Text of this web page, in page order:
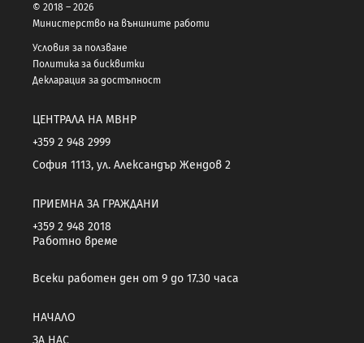
© 2018 – 2026
Министерство на външните работи
Условия за ползване
Политика за бисквитки
Декларация за достъпност
ЦЕНТРАЛА НА МВНР
+359 2 948 2999
София 1113, ул. Александър Жендов 2
ПРИЕМНА ЗА ГРАЖДАНИ
+359 2 948 2018
Работно време
Всеки работен ден от 9 до 17.30 часа
НАЧАЛО
ЗА НАС